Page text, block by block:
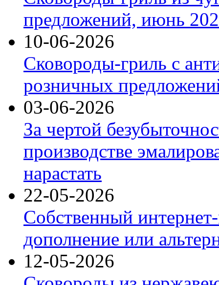
предложений, июнь
10-06-2026
Сковороды-гриль с
розничных
03-06-2026
За чертой
производстве
нарастать
22-05-2026
Собственный
дополнение или
12-05-2026